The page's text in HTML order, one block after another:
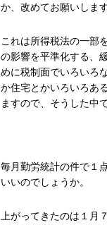
か、改めてお願いします
これは所得税法の一部
の影響を平準化する、
めに税制面でいろいろ
か住宅とかいろいろあ
ますので、そうした中
毎月勤労統計の件で１
いいのでしょうか。
上がってきたのは１